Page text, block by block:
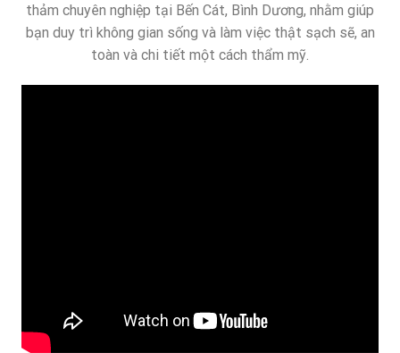
thảm chuyên nghiệp tại Bến Cát, Bình Dương, nhằm giúp
bạn duy trì không gian sống và làm việc thật sạch sẽ, an
toàn và chi tiết một cách thẩm mỹ.